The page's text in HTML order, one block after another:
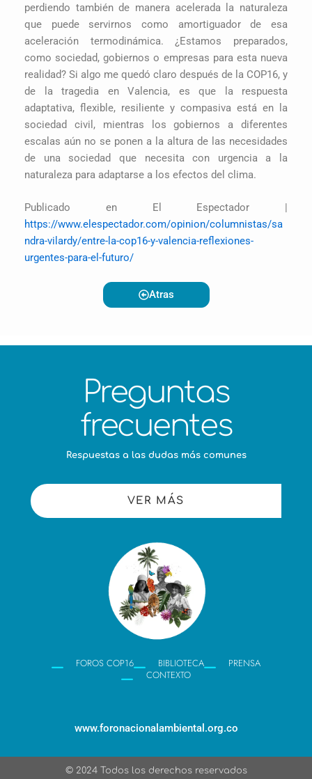
perdiendo también de manera acelerada la naturaleza
que puede servirnos como amortiguador de esa
aceleración termodinámica. ¿Estamos preparados,
como sociedad, gobiernos o empresas para esta nueva
realidad? Si algo me quedó claro después de la COP16, y
de la tragedia en Valencia, es que la respuesta
adaptativa, flexible, resiliente y compasiva está en la
sociedad civil, mientras los gobiernos a diferentes
escalas aún no se ponen a la altura de las necesidades
de una sociedad que necesita con urgencia a la
naturaleza para adaptarse a los efectos del clima.
Publicado en El Espectador |
https://www.elespectador.com/opinion/columnistas/sa
ndra-vilardy/entre-la-cop16-y-valencia-reflexiones-
urgentes-para-el-futuro/
Atras
Preguntas
frecuentes
Respuestas a las dudas más comunes
VER MÁS
FOROS COP16 BIBLIOTECA
PRENSA
CONTEXTO
www.foronacionalambiental.org.co
© 2024 Todos los derechos reservados